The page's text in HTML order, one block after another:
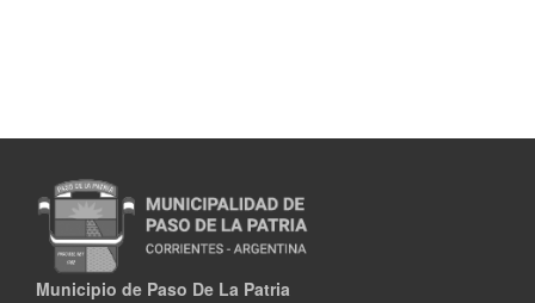
equipos
Municipio de Paso De La Patria